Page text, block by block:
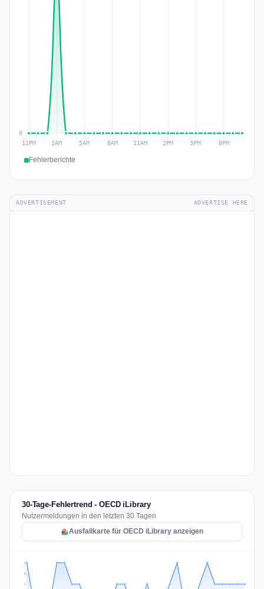
Fehlerberichte
ADVERTISEMENT ADVERTISE HERE
30-Tage-Fehlertrend - OECD iLibrary
Nutzermeldungen in den letzten 30 Tagen
Ausfallkarte für OECD iLibrary anzeigen
1
2
2